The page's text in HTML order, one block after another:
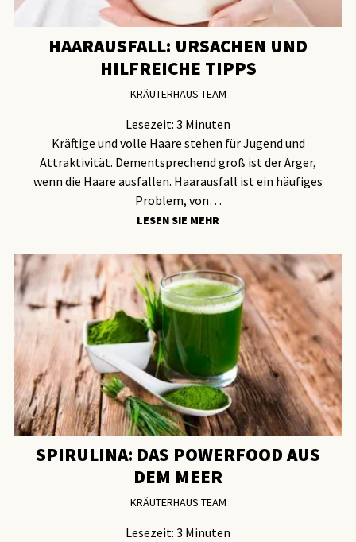
HAARAUSFALL: URSACHEN UND
HILFREICHE TIPPS
KRÄUTERHAUS TEAM
Lesezeit: 3 Minuten
Kräftige und volle Haare stehen für Jugend und
Attraktivität. Dementsprechend groß ist der Ärger,
wenn die Haare ausfallen. Haarausfall ist ein häufiges
Problem, von…
LESEN SIE MEHR
SPIRULINA: DAS POWERFOOD AUS
DEM MEER
KRÄUTERHAUS TEAM
Lesezeit: 3 Minuten